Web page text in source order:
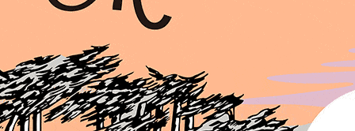
Teema
プレート 12cm
Teema
プレート